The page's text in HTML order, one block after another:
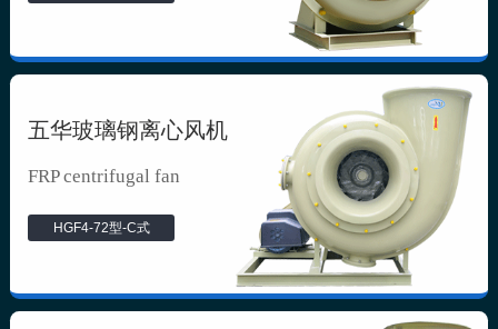
五华玻璃钢离心风机
FRP centrifugal fan
HGF4-72型-C式